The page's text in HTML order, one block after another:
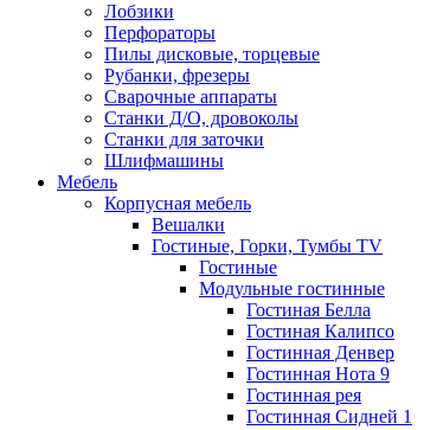
Лобзики
Перфораторы
Пилы дисковые, торцевые
Рубанки, фрезеры
Сварочные аппараты
Станки Д/О, дровоколы
Станки для заточки
Шлифмашины
Мебель
Корпусная мебель
Вешалки
Гостиные, Горки, Тумбы TV
Гостиные
Модульные гостинные
Гостиная Белла
Гостиная Калипсо
Гостинная Денвер
Гостинная Нота 9
Гостинная рея
Гостинная Сидней 1